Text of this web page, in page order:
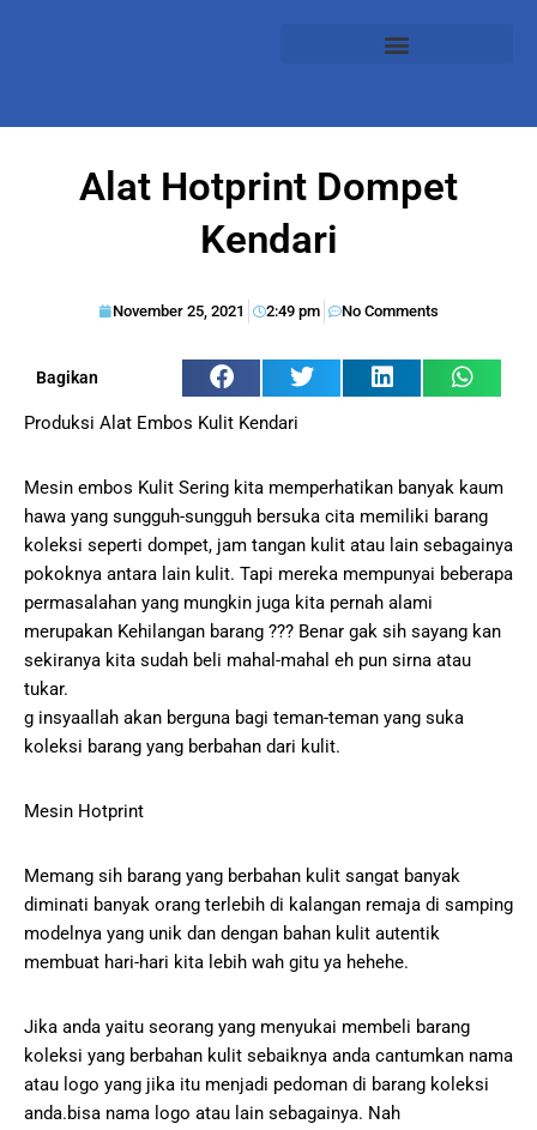
Alat Hotprint Dompet
Kendari
November 25, 2021 2:49 pm No Comments
Bagikan
Produksi Alat Embos Kulit Kendari
Mesin embos Kulit Sering kita memperhatikan banyak kaum
hawa yang sungguh-sungguh bersuka cita memiliki barang
koleksi seperti dompet, jam tangan kulit atau lain sebagainya
pokoknya antara lain kulit. Tapi mereka mempunyai beberapa
permasalahan yang mungkin juga kita pernah alami
merupakan Kehilangan barang ??? Benar gak sih sayang kan
sekiranya kita sudah beli mahal-mahal eh pun sirna atau
tukar.
g insyaallah akan berguna bagi teman-teman yang suka
koleksi barang yang berbahan dari kulit.
Mesin Hotprint
Memang sih barang yang berbahan kulit sangat banyak
diminati banyak orang terlebih di kalangan remaja di samping
modelnya yang unik dan dengan bahan kulit autentik
membuat hari-hari kita lebih wah gitu ya hehehe.
Jika anda yaitu seorang yang menyukai membeli barang
koleksi yang berbahan kulit sebaiknya anda cantumkan nama
atau logo yang jika itu menjadi pedoman di barang koleksi
anda.bisa nama logo atau lain sebagainya. Nah